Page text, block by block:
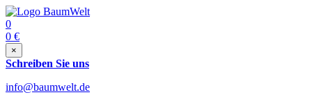
0
0 €
×
Schreiben Sie uns
info@baumwelt.de